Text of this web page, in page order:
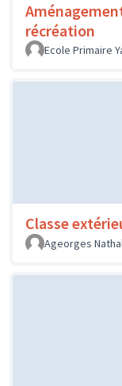
récréation
Ecole Primaire
Classe
Ageorges